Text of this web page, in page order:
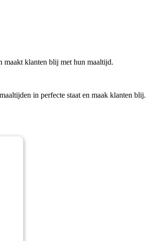
klanten blij met hun maaltijd.
in perfecte staat en maak klanten blij.